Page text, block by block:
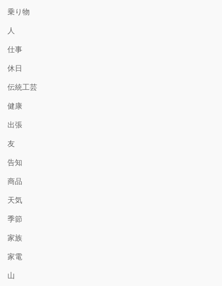
乗り物
人
仕事
休日
伝統工芸
健康
出張
友
告知
商品
天気
季節
家族
家電
山